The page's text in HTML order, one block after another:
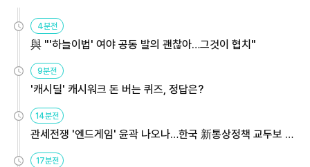
4분전
與 "'하늘이법' 여야 공동 발의 괜찮아…그것이 협치"
9분전
'캐시딜' 캐시워크 돈 버는 퀴즈, 정답은?
14분전
관세전쟁 '엔드게임' 윤곽 나오나…한국 新통상정책 교두보 활
용해야
17분전